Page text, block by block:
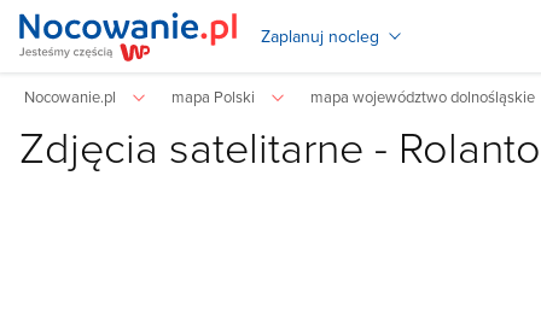
Zaplanuj nocleg
Nocowanie.pl mapa Polski mapa województwo dolnośląskie
Zdjęcia satelitarne -